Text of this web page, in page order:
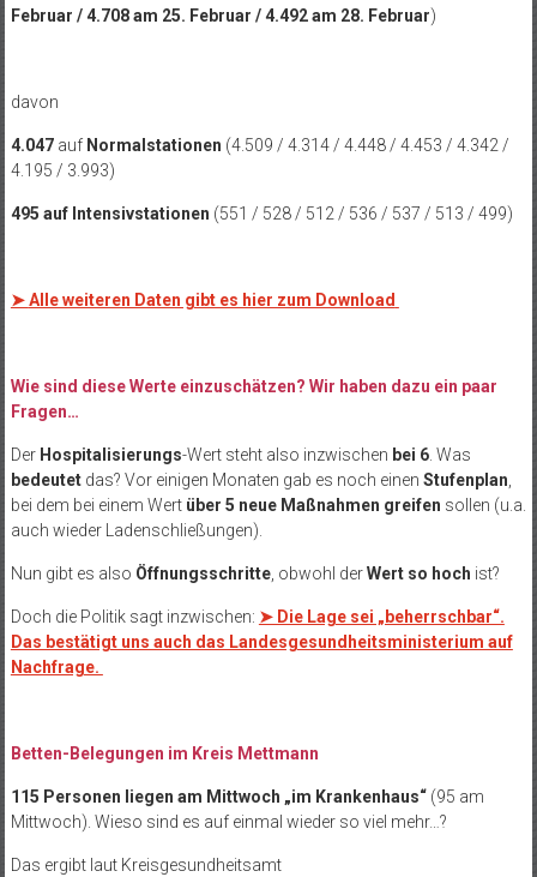
Februar / 4.708 am 25. Februar / 4.492 am 28. Februar)
davon
4.047 auf Normalstationen (4.509 / 4.314 / 4.448 / 4.453 / 4.342 /
4.195 / 3.993)
495 auf Intensivstationen (551 / 528 / 512 / 536 / 537 / 513 / 499)
➤Alle weiteren Daten gibt es hier zum Download
Wie sind diese Werte einzuschätzen? Wir haben dazu ein paar
Fragen…
Der Hospitalisierungs-Wert steht also inzwischen bei 6. Was
bedeutetdas? Vor einigen Monaten gab es noch einen Stufenplan,
bei dem bei einem Wert über 5 neue Maßnahmen greifen sollen (u.a.
auch wieder Ladenschließungen).
Nun gibt es also Öffnungsschritte, obwohl derWert so hoch ist?
Doch die Politik sagt inzwischen: ➤ Die Lage sei „beherrschbar“.
Das bestätigt uns auch das Landesgesundheitsministerium auf
Nachfrage.
Betten-Belegungen im Kreis Mettmann
115 Personen liegen am Mittwoch „im Krankenhaus“ (95 am
Mittwoch). Wieso sind es auf einmal wieder so viel mehr…?
Das ergibt laut Kreisgesundheitsamt